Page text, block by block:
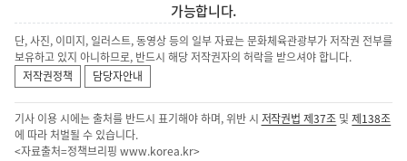
가능합니다.
단, 사진, 이미지, 일러스트, 동영상 등의 일부 자료는 문화체육관광부가 저작권 전부를
보유하고 있지 아니하므로, 반드시 해당 저작권자의 허락을 받으셔야 합니다.
저작권정책
담당자안내
기사 이용 시에는 출처를 반드시 표기해야 하며, 위반 시 저작권법 제37조 및제138조
에 따라 처벌될 수 있습니다.
<자료출처=정책브리핑 www.korea.kr>